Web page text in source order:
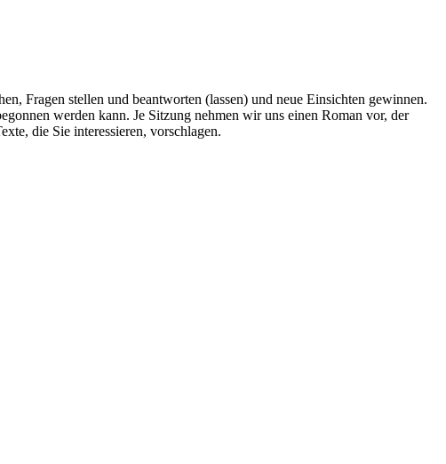
Fragen stellen und beantworten (lassen) und neue Einsichten gewinnen.
werden kann. Je Sitzung nehmen wir uns einen Roman vor, der
die Sie interessieren, vorschlagen.